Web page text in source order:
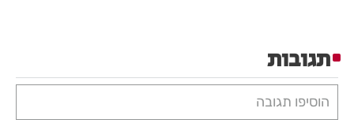
תגובות
הוסיפו תגובה